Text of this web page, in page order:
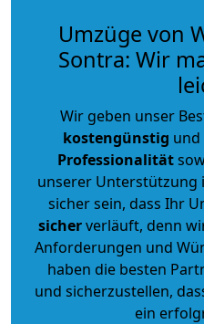
Umzüge von
Sontra: Wir
Wir geben unser
kostengünstig und
Professionalität
unserer Unterstützung
sicher sein, dass Ihr
sicherverläuft, denn
Anforderungen und
haben die besten
und sicherzustellen,
ein